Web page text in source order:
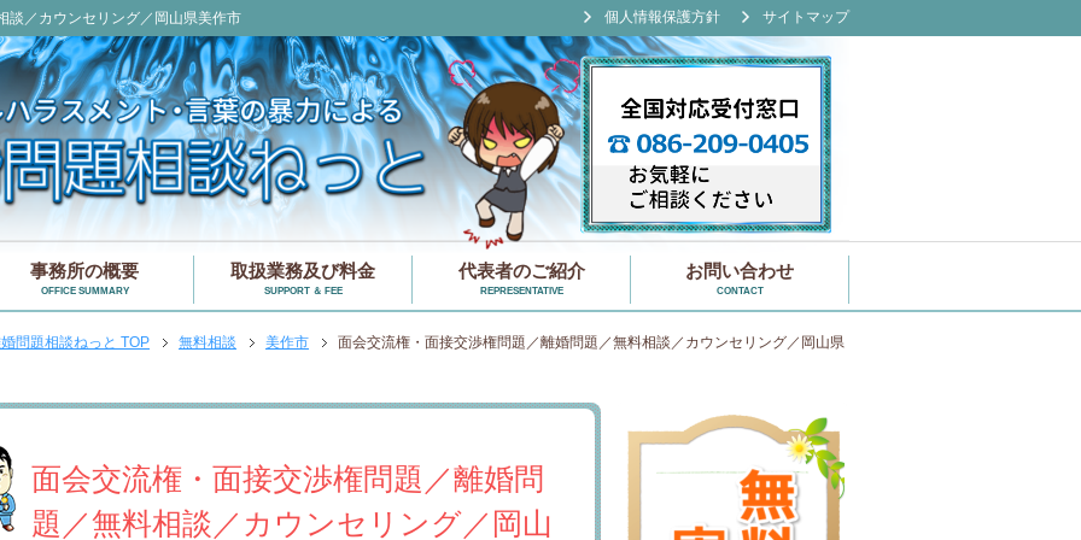
談／カウンセリング／岡山県美作市
事務所の概要
OFFICE SUMMARY
取扱業務及び料金
SUPPORT ＆ FEE
代表者のご紹介
REPRESENTATIVE
お問い合わせ
CONTACT
問題相談ねっと TOP 無料相談 美作市 面会交流権・面接交渉権問題／離婚問題／無料相談／カウンセリング／岡山県
面会交流権・面接交渉権問題／離婚問
題／無料相談／カウンセリング／岡山
個人情報保護方針 サイトマップ